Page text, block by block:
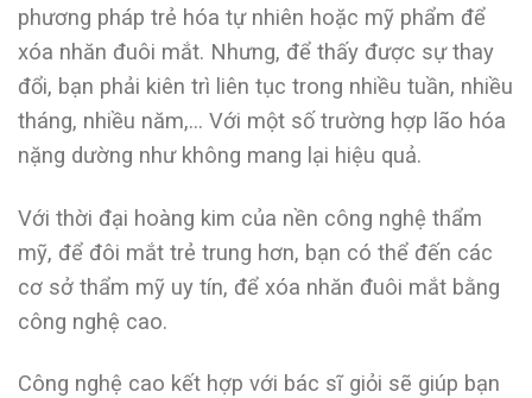
phương pháp trẻ hóa tự nhiên hoặc mỹ phẩm để
xóa nhăn đuôi mắt. Nhưng, để thấy được sự thay
đổi, bạn phải kiên trì liên tục trong nhiều tuần, nhiều
tháng, nhiều năm,… Với một số trường hợp lão hóa
nặng dường như không mang lại hiệu quả.
Với thời đại hoàng kim của nền công nghệ thẩm
mỹ, để đôi mắt trẻ trung hơn, bạn có thể đến các
cơ sở thẩm mỹ uy tín, để xóa nhăn đuôi mắt bằng
công nghệ cao.
Công nghệ cao kết hợp với bác sĩ giỏi sẽ giúp bạn